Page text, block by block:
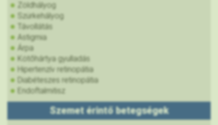
Zöldhályog
Szürkehályog
Távollátás
Astigmia
Árpa
Kötőhártya gyulladás
Hipertenzív retinopátia
Diabéteszes retinopátia
Endoftalmitisz
Szemet érintő betegségek